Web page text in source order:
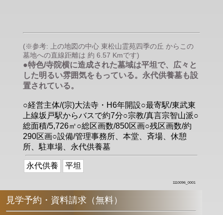
(※参考: 上の地図の中心 東松山霊苑四季の丘 からこの
墓地への直線距離は 約 6.57 Kmです)
●特色/寺院横に造成された墓域は平坦で、広々と
した明るい雰囲気をもっている。永代供養墓も設
置されている。
○経営主体/(宗)大法寺・H6年開設○最寄駅/東武東
上線坂戸駅からバスで約7分○宗教/真言宗智山派○
総面積/5,726㎡○総区画数/850区画○残区画数/約
290区画○設備/管理事務所、本堂、斉場、休憩
所、駐車場、永代供養墓
永代供養 平坦
1110096_0001
見学予約・資料請求（無料）